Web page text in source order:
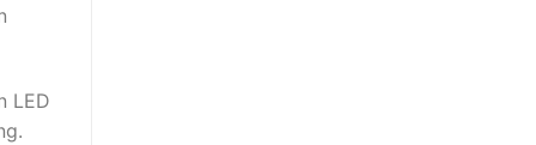
LED